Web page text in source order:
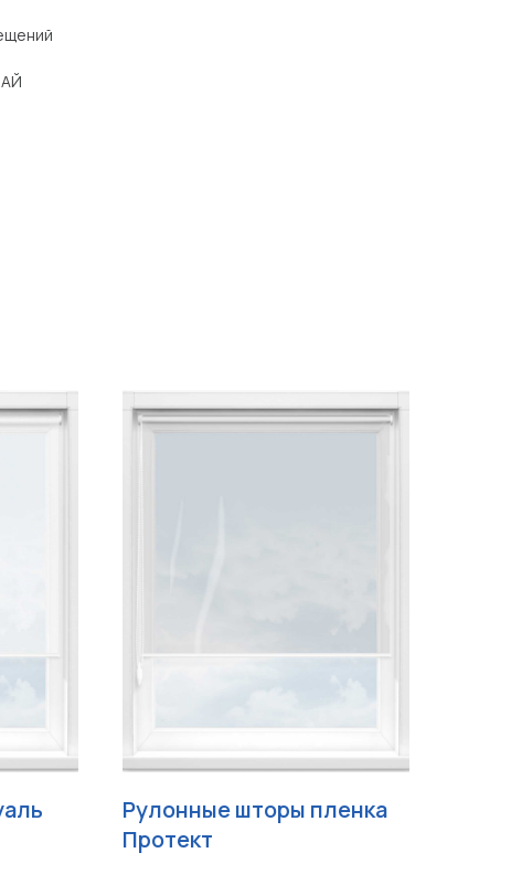
Рулонные шторы пленка
Протект